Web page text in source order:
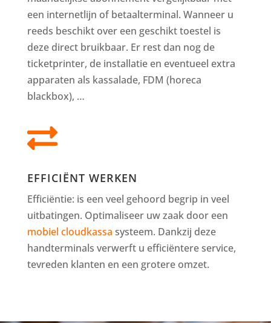
een internetlijn of betaalterminal. Wanneer u
reeds beschikt over een geschikt toestel is
deze direct bruikbaar. Er rest dan nog de
ticketprinter, de installatie en eventueel extra
apparaten als kassalade, FDM (horeca
blackbox), …

EFFICIËNT WERKEN
Efficiëntie: is een veel gehoord begrip in veel
uitbatingen. Optimaliseer uw zaak door een
mobiel cloudkassa systeem. Dankzij deze
handterminals verwerft u efficiëntere service,
tevreden klanten en een grotere omzet.